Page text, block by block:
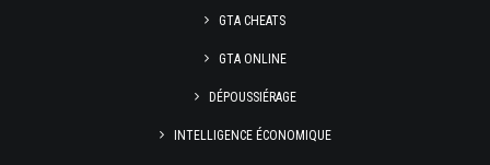
GTA CHEATS
GTA ONLINE
DÉPOUSSIÉRAGE
INTELLIGENCE ÉCONOMIQUE